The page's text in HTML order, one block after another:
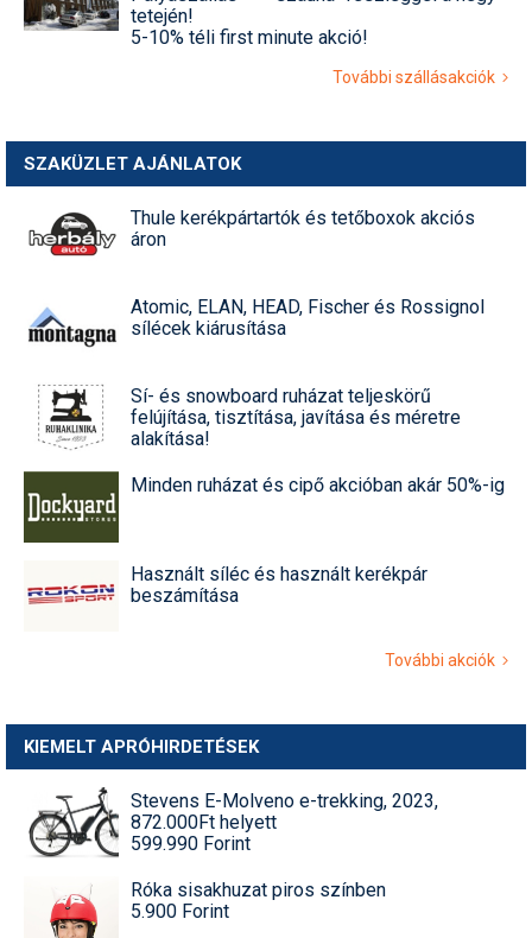
tetején!
5-10% téli first minute akció!
További szállásakciók
SZAKÜZLET AJÁNLATOK
Thule kerékpártartók és tetőboxok akciós
áron
Atomic, ELAN, HEAD, Fischer és Rossignol
sílécek kiárusítása
Sí- és snowboard ruházat teljeskörű
felújítása, tisztítása, javítása és méretre
alakítása!
Minden ruházat és cipő akcióban akár 50%-ig
Használt síléc és használt kerékpár
beszámítása
További akciók
KIEMELT APRÓHIRDETÉSEK
Stevens E-Molveno e-trekking, 2023,
872.000Ft helyett
599.990 Forint
Róka sisakhuzat piros színben
5.900 Forint